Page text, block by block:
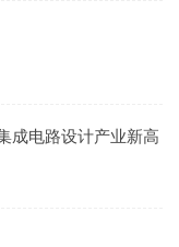
成电路设计产业新高